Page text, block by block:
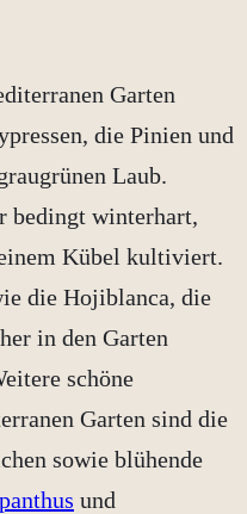
Garten
die Pinien und
Laub.
bedingt winterhart,
Kübel kultiviert.
die Hojiblanca, die
in den Garten
schöne
Garten sind die
sowie blühende
und